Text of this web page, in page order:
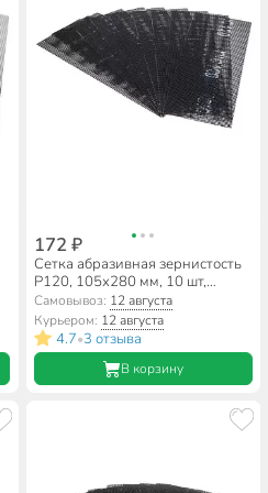
172 ₽
Сетка абразивная зернистость
P120, 105х280 мм, 10 шт,
РемоКолор, 31-8-112
Самовывоз: 12 августа
Курьером: 12 августа
4.7•3 отзыва
В корзину